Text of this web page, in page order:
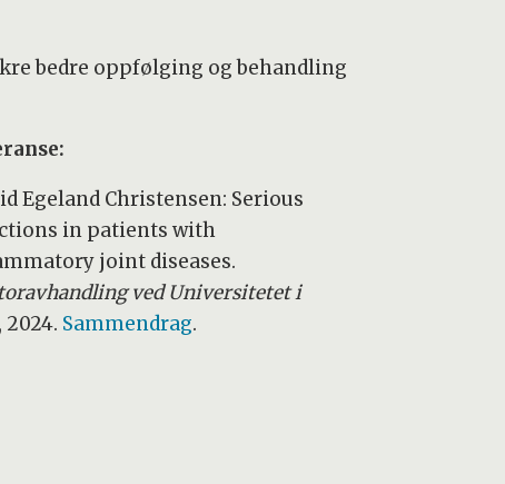
bedre oppfølging og behandling
Egeland Christensen: Serious
in patients with
joint diseases.
ved Universitetet i
2024. Sammendrag.